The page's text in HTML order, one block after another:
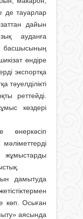
де тауарлар
дайын
ауданға
басшысының
өндіре
экспортқа
тәуелділікті
реттейді.
көздері
өнеркәсіп
жұмыстарды
дамытуда
көп. Осыған
аясында